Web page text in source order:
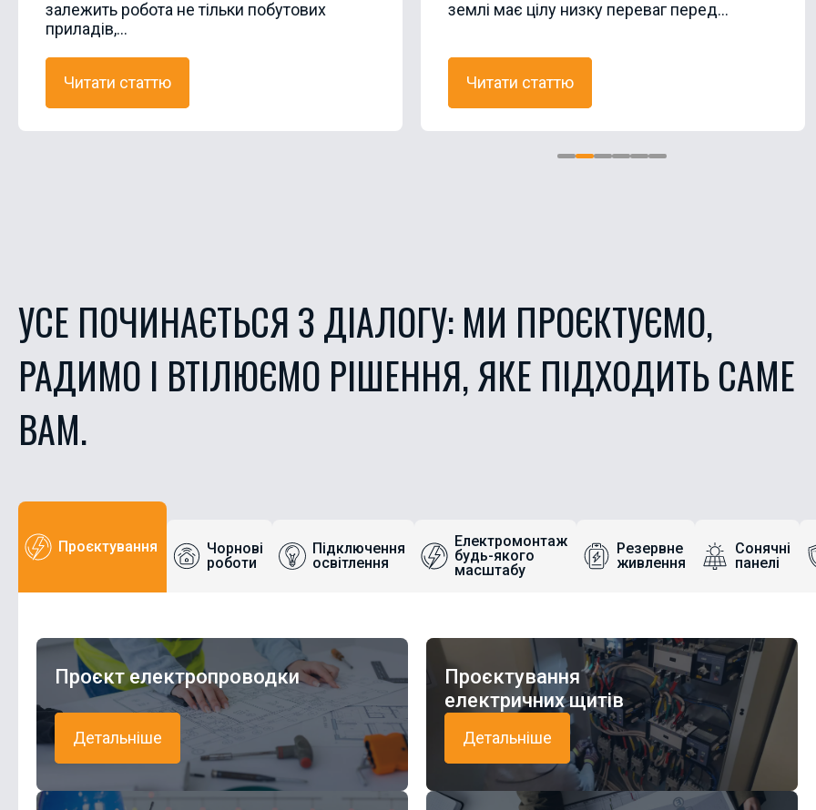
залежить робота не тільки побутових
приладів,...
Читати статтю
землі має цілу низку переваг перед...
Читати статтю
УСЕ ПОЧИНАЄТЬСЯ З ДІАЛОГУ: МИ ПРОЄКТУЄМО,
РАДИМО І ВТІЛЮЄМО РІШЕННЯ, ЯКЕ ПІДХОДИТЬ САМЕ
ВАМ.
Проєктування
Чорнові
роботи
Підключення
освітлення
Електромонтаж
будь-якого
масштабу
Резервне
живлення
Сонячні
панелі
Проєкт електропроводки
Детальніше
Проєктування
електричних щитів
Детальніше